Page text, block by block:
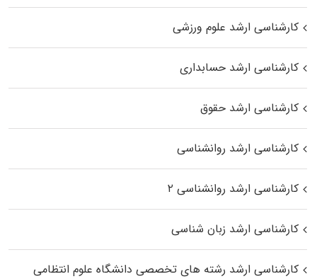
کارشناسی ارشد علوم ورزشی
کارشناسی ارشد حسابداری
کارشناسی ارشد حقوق
کارشناسی ارشد روانشناسی
کارشناسی ارشد روانشناسی ۲
کارشناسی ارشد زبان شناسی
کارشناسی ارشد رﺷﺘﻪ ﻫﺎی تخصصی داﻧﺸﮕﺎه ﻋﻠﻮم انتظامی